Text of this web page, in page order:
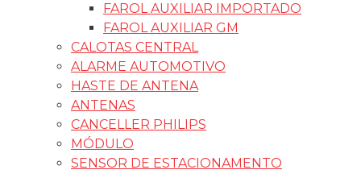
FAROL AUXILIAR IMPORTADO
FAROL AUXILIAR GM
CALOTAS CENTRAL
ALARME AUTOMOTIVO
HASTE DE ANTENA
ANTENAS
CANCELLER PHILIPS
MÓDULO
SENSOR DE ESTACIONAMENTO